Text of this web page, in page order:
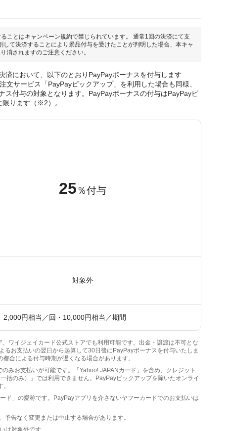
ことはキャンペーン規約で禁じられています。 通常1回の決済にて支
て決済することにより景品付与を受けたことが判明した場合、本キャ
消されますのご注意ください。
済において、以下のとおりPayPayボーナスを付与します
文サービス「PayPayピックアップ」を利用した場合も同様、
ス付与の対象となります。PayPayボーナスの付与はPayPayピ
ります（※2）。
25 ％付与
対象外
2,000円相当／回・10,000円相当／期間
ワイジェイカード公式ストアでも利用可能です。出金・譲渡は不可とな
るお支払いの翌日から起算して30日後にPayPayボーナスを付与いたしま
合による付与時期が遅くなる場合があります。
みお支払いが可能です。「Yahoo! JAPANカード」を含め、クレジット
括のみ）」では利用できません。PayPayピックアップを除いたオンライ
ド」の愛称です。PayPayアプリを介さないヤフーカードでのお支払いは
告なく変更または中止する場合があります。